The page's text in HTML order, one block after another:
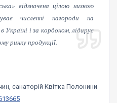
відзначена цілою низкою
численні нагороди на
Україні і за кордоном, лідирує
ринку продукції.
санаторій Квітка Полонини